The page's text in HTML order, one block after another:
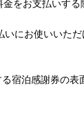
をお支払いする
にお使いいただ
宿泊感謝券の表